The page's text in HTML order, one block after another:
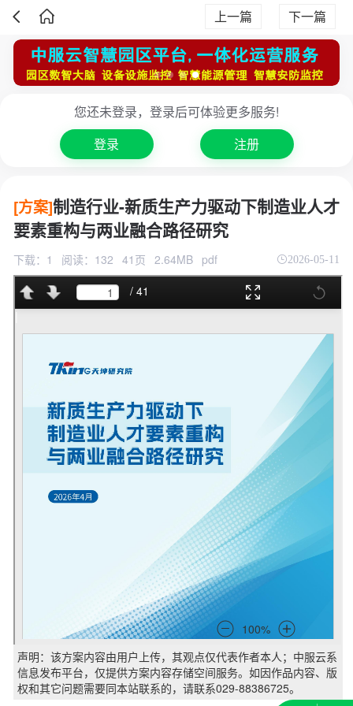
下一篇
上一篇
您还未登录，登录后可体验更多服务!
登录
注册
[方案]制造行业-新质生产力驱动下制造业人才
要素重构与两业融合路径研究
下载：1 阅读：132 41页 2.64MB pdf 2026-05-11
声明：该方案内容由用户上传，其观点仅代表作者本人；中服云系
信息发布平台，仅提供方案内容存储空间服务。如因作品内容、版
权和其它问题需要同本站联系的，请联系029-88386725。